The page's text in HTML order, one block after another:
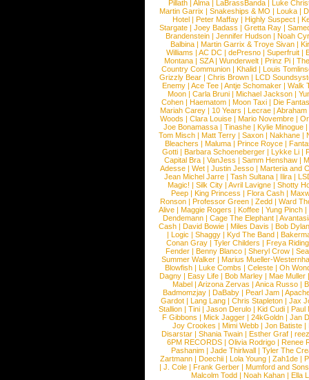
Pillath |Alma |LaBrassBanda |Luke
Martin Garrix | Snakeships & MO | Louka |
Hotel | Peter Maffay | Highly Suspect |
Stargate |Joey Badass |Gretta Ray |
Brandenstein |Jennifer Hudson |Noah
Balbina | Martin Garrix & Troye Sivan |
Williams |AC DC |dePresno |Superfruit |
Montana |SZA|Wunderwelt |Prinz Pi |
Country Communion | Khalid | Louis
Grizzly Bear | Chris Brown | LCD
Enemy | Ace Tee | Antje Schomaker | Walk
Moon |Carla Bruni |Michael Jackson |
Cohen |Haematom |Moon Taxi |Die
Mariah Carey | 10 Years | Lecrae | Abraham
Woods |Clara Louise |Mario Novembre |
Joe Bonamassa | Tinashe | Kylie Minogue |
Tom Misch |Matt Terry |Saxon |Nakhane |
Bleachers | Maluma | Prince Royce |
Gotti |Barbara Schoeneberger |Lykke Li |
Capital Bra |VanJess |Samm Henshaw |
Adesse |Wet |Justin Jesso |Marteria and
Jean Michel Jarre |Tash Sultana | Ilira |
Magic! | Silk City | Avril Lavigne | Shotty
Peep |King Princess |Flora Cash |
Ronson |Professor Green |Zedd |Ward
Alive |Maggie Rogers |Koffee |Yung Pinch |
Dendemann |Cage The Elephant |
Cash | David Bowie | Miles Davis | Bob Dylan
|Logic |Shaggy |Kyd The Band |
Conan Gray |Tyler Childers |Freya
Fender |Benny Blanco |Sheryl Crow |
Summer Walker |Marius Mueller-
Blowfish | Luke Combs | Celeste | Oh
Dagny |Easy Life |Bob Marley |Mae Muller
Mabel |Arizona Zervas |Anica Russo |
Badmomzjay |DaBaby |Pearl Jam |
Gardot | Lang Lang | Chris Stapleton | Jax
Stallion |Tini |Jason Derulo |Kid Cudi |Paul
F Gibbons | Mick Jagger | 24kGoldn | Jan
Joy Crookes | Mimi Webb | Jon Batiste |
Disarstar | Shania Twain | Esther Graf |
6PM RECORDS | Olivia Rodrigo | Renee
Pashanim |Jade Thirlwall |Tyler The
Zartmann | Doechii | Lola Young | Zah1de |
| J. Cole | Frank Gerber | Mumford and Sons
Malcolm Todd | Noah Kahan | Ella